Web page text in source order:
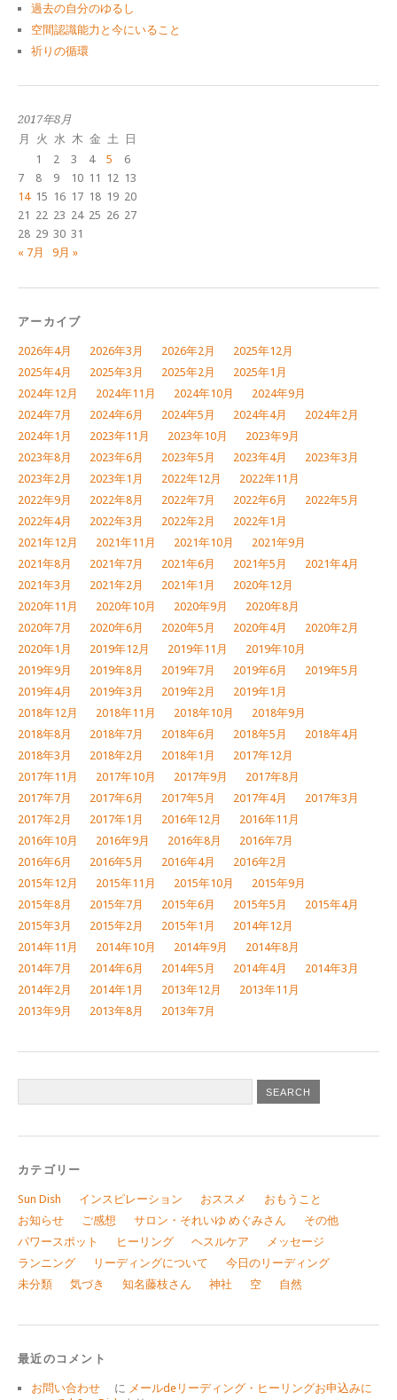
過去の自分のゆるし
空間認識能力と今にいること
祈りの循環
2017年8月
月
火 水 木 金 土
日
1
2 3 4 5
6
7
8 9 10 11 12 13
14 15 16 17 18 19 20
21 22 23 24 25 26 27
28 29 30 31
« 7月
9月 »
アーカイブ
2026年4月 2026年3月 2026年2月
2025年12月
2025年4月
2025年3月 2025年2月
2025年1月
2024年12月
2024年11月 2024年10月
2024年9月
2024年7月
2024年6月 2024年5月 2024年4月
2024年2月
2024年1月
2023年11月 2023年10月
2023年9月
2023年8月
2023年6月 2023年5月 2023年4月
2023年3月
2023年2月
2023年1月 2022年12月
2022年11月
2022年9月
2022年8月 2022年7月 2022年6月
2022年5月
2022年4月
2022年3月 2022年2月
2022年1月
2021年12月
2021年11月 2021年10月
2021年9月
2021年8月
2021年7月 2021年6月 2021年5月
2021年4月
2021年3月
2021年2月 2021年1月
2020年12月
2020年11月
2020年10月 2020年9月
2020年8月
2020年7月
2020年6月 2020年5月 2020年4月
2020年2月
2020年1月
2019年12月 2019年11月
2019年10月
2019年9月
2019年8月 2019年7月 2019年6月
2019年5月
2019年4月
2019年3月 2019年2月
2019年1月
2018年12月
2018年11月 2018年10月
2018年9月
2018年8月
2018年7月 2018年6月 2018年5月
2018年4月
2018年3月
2018年2月 2018年1月
2017年12月
2017年11月
2017年10月 2017年9月
2017年8月
2017年7月
2017年6月 2017年5月 2017年4月
2017年3月
2017年2月
2017年1月 2016年12月
2016年11月
2016年10月
2016年9月 2016年8月
2016年7月
2016年6月
2016年5月 2016年4月
2016年2月
2015年12月
2015年11月 2015年10月
2015年9月
2015年8月
2015年7月 2015年6月 2015年5月
2015年4月
2015年3月
2015年2月 2015年1月
2014年12月
2014年11月
2014年10月 2014年9月
2014年8月
2014年7月
2014年6月 2014年5月 2014年4月
2014年3月
2014年2月
2014年1月 2013年12月
2013年11月
2013年9月
2013年8月 2013年7月
カテゴリー
Sun Dish インスピレーション おススメ
おもうこと
お知らせ
ご感想 サロン・それいゆ めぐみさん
その他
パワースポット
ヒーリング ヘスルケア
メッセージ
ランニング
リーディングについて
今日のリーディング
未分類
気づき 知名藤枝さん 神社 空 自然
最近のコメント
お問い合わせ に メールdeリーディング・ヒーリングお申込みに